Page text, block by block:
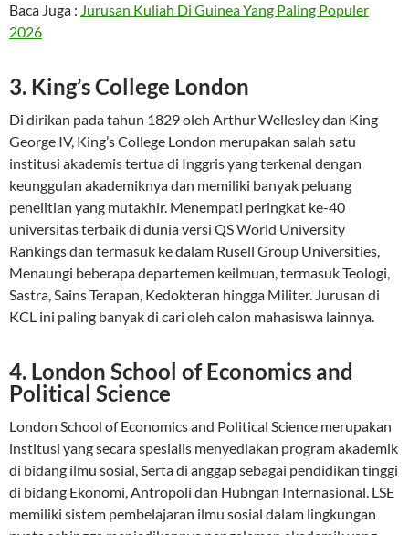
Baca Juga : Jurusan Kuliah Di Guinea Yang Paling Populer
2026
3. King’s College London
Di dirikan pada tahun 1829 oleh Arthur Wellesley dan King
George IV, King’s College London merupakan salah satu
institusi akademis tertua di Inggris yang terkenal dengan
keunggulan akademiknya dan memiliki banyak peluang
penelitian yang mutakhir. Menempati peringkat ke-40
universitas terbaik di dunia versi QS World University
Rankings dan termasuk ke dalam Rusell Group Universities,
Menaungi beberapa departemen keilmuan, termasuk Teologi,
Sastra, Sains Terapan, Kedokteran hingga Militer. Jurusan di
KCL ini paling banyak di cari oleh calon mahasiswa lainnya.
4. London School of Economics and
Political Science
London School of Economics and Political Science merupakan
institusi yang secara spesialis menyediakan program akademik
di bidang ilmu sosial, Serta di anggap sebagai pendidikan tinggi
di bidang Ekonomi, Antropoli dan Hubngan Internasional. LSE
memiliki sistem pembelajaran ilmu sosial dalam lingkungan